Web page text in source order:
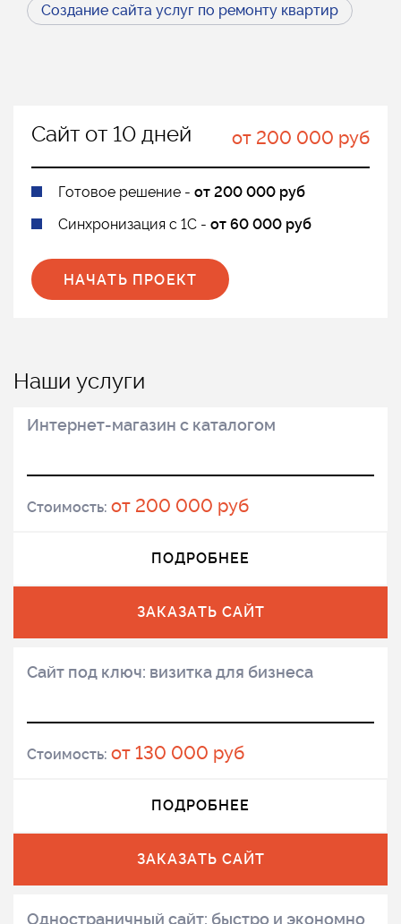
Создание сайта услуг по ремонту квартир
Сайт от 10 дней от 200 000 руб
Готовое решение - от 200 000 руб
Синхронизация с 1С - от 60 000 руб
НАЧАТЬ ПРОЕКТ
Наши услуги
Интернет-магазин с каталогом
Стоимость: от 200 000 руб
ПОДРОБНЕЕ
ЗАКАЗАТЬ САЙТ
Сайт под ключ: визитка для бизнеса
Стоимость: от 130 000 руб
ПОДРОБНЕЕ
ЗАКАЗАТЬ САЙТ
Одностраничный сайт: быстро и экономно